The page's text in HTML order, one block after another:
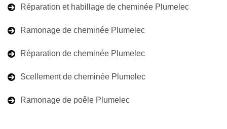
Réparation et habillage de cheminée Plumelec
Ramonage de cheminée Plumelec
Réparation de cheminée Plumelec
Scellement de cheminée Plumelec
Ramonage de poêle Plumelec